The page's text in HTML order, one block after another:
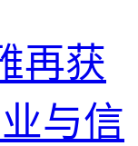
再获
与信